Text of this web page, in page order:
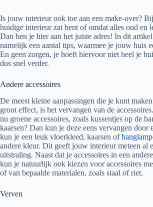
Is jouw interieur ook toe aan een make-over?
huidige interieur zat bent of omdat alles oud en
Dan ben je hier aan het juiste adres! In dit
namelijk een aantal tips, waarmee je jouw huis
En geen zorgen, je hoeft hiervoor niet heel je
dus snel verder.
Andere accessoires
De meest kleine aanpassingen die je kunt
groot effect, is het vervangen van de
nu groene accessoires, zoals kussentjes op de
kaarsen? Dan kun je deze eens vervangen door
kun je een leuk vloerkleed, kaarsen of
andere kleur. Dit geeft jouw interieur meteen al
uitstraling. Naast dat je accessoires in een
kun je natuurlijk ook kiezen voor accessoires
of van bepaalde materialen, zoals staal of riet.
Verven